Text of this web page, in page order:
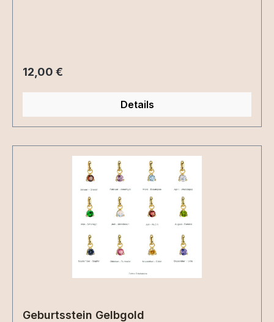
Regulärer Preis:
12,00 €
Details
Geburtsstein Gelbgold